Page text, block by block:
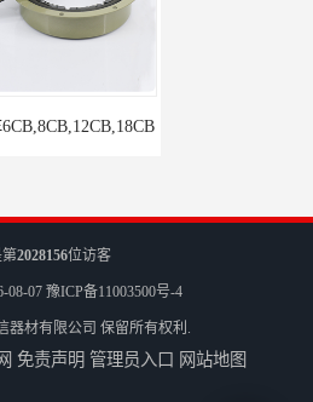
Airflex同等6CB200离合器
2028156位访客
08-07 豫ICP备11003500号-4
器材有限公司 保留所有权利.
免责声明 管理员入口 网站地图